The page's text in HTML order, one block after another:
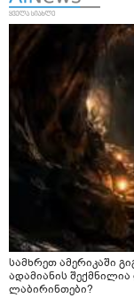
სამხრეთ ამერიკაში
ადამიანის
ლაბირინთები?